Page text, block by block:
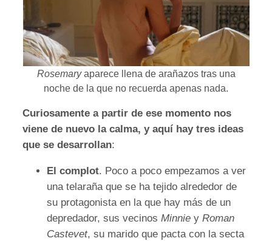
Rosemaryaparece llena de arañazos tras una
noche de la que no recuerda apenas nada.
Curiosamente a partir de ese momento nos
viene de nuevo la calma, y aquí hay tres ideas
que se desarrollan:
El complot. Poco a poco empezamos a ver
una telaraña que se ha tejido alrededor de
su protagonista en la que hay más de un
depredador, sus vecinosMinnieyRoman
Castevet, su marido que pacta con la secta